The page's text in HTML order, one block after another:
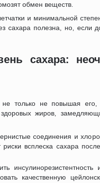
обмен веществ.
и минимальной
сахара полезна, но, если
сахара:
не только не повышая
жиров,
соединения и
риски всплеска сахара
и
качественную